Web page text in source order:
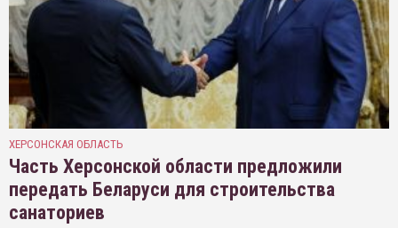
ХЕРСОНСКАЯ ОБЛАСТЬ
Часть Херсонской области предложили
передать Беларуси для строительства
санаториев